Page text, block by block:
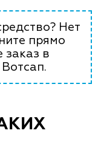
Нет
прямо
заказ в